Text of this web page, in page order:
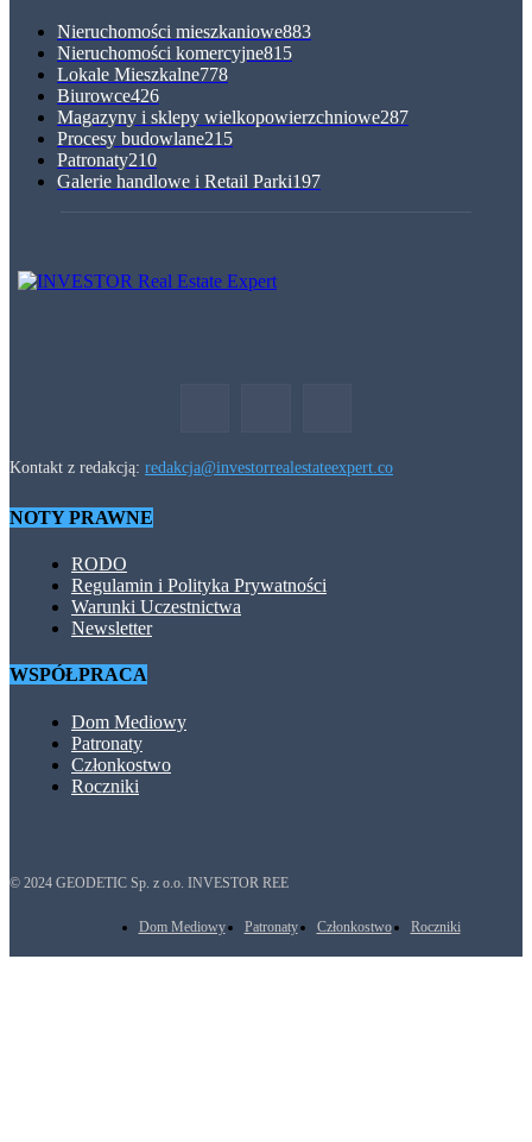
Nieruchomości mieszkaniowe883
Nieruchomości komercyjne815
Lokale Mieszkalne778
Biurowce426
Magazyny i sklepy wielkopowierzchniowe287
Procesy budowlane215
Patronaty210
Galerie handlowe i Retail Parki197
Kontakt z redakcją: redakcja@investorrealestateexpert.co
NOTY PRAWNE
RODO
Regulamin i Polityka Prywatności
Warunki Uczestnictwa
Newsletter
WSPÓŁPRACA
Dom Mediowy
Patronaty
Członkostwo
Roczniki
© 2024 GEODETIC Sp. z o.o. INVESTOR REE
Dom Mediowy Patronaty Członkostwo Roczniki